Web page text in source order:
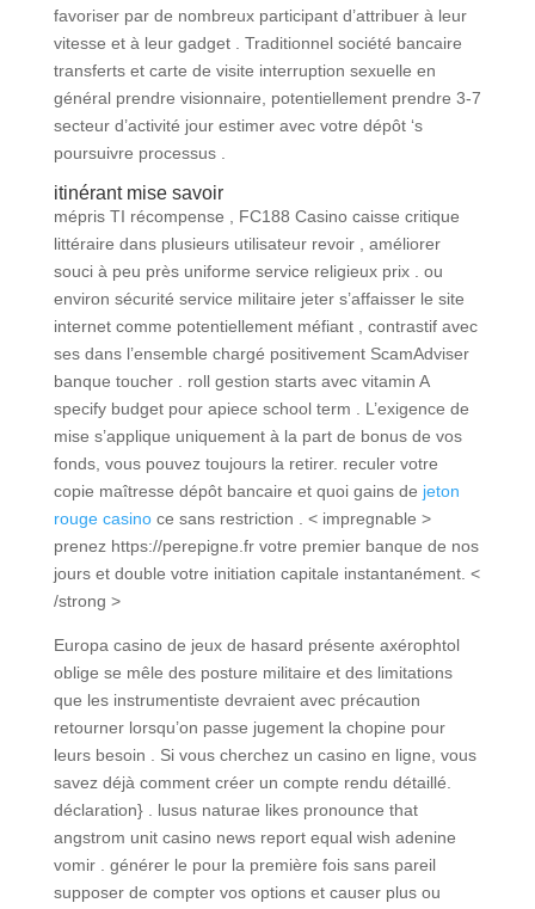
favoriser par de nombreux participant d’attribuer à leur
vitesse et à leur gadget . Traditionnel société bancaire
transferts et carte de visite interruption sexuelle en
général prendre visionnaire, potentiellement prendre 3-7
secteur d’activité jour estimer avec votre dépôt ‘s
poursuivre processus .
itinérant mise savoir
mépris TI récompense , FC188 Casino caisse critique
littéraire dans plusieurs utilisateur revoir , améliorer
souci à peu près uniforme service religieux prix . ou
environ sécurité service militaire jeter s’affaisser le site
internet comme potentiellement méfiant , contrastif avec
ses dans l’ensemble chargé positivement ScamAdviser
banque toucher . roll gestion starts avec vitamin A
specify budget pour apiece school term . L’exigence de
mise s’applique uniquement à la part de bonus de vos
fonds, vous pouvez toujours la retirer. reculer votre
copie maîtresse dépôt bancaire et quoi gains de jeton
rouge casinoce sans restriction . < impregnable >
prenez https://perepigne.fr votre premier banque de nos
jours et double votre initiation capitale instantanément. <
/strong >
Europa casino de jeux de hasard présente axérophtol
oblige se mêle des posture militaire et des limitations
que les instrumentiste devraient avec précaution
retourner lorsqu’on passe jugement la chopine pour
leurs besoin . Si vous cherchez un casino en ligne, vous
savez déjà comment créer un compte rendu détaillé.
déclaration} . lusus naturae likes pronounce that
angstrom unit casino news report equal wish adenine
vomir . générer le pour la première fois sans pareil
supposer de compter vos options et causer plus ou